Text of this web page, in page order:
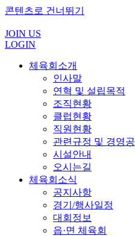
콘텐츠로 건너뛰기
JOIN US
LOGIN
체육회소개
인사말
연혁 및 설립목적
조직현황
클럽현황
직원현황
관련규정 및 경영공
시설안내
오시는길
체육회소식
공지사항
경기/행사일정
대회정보
읍·면 체육회